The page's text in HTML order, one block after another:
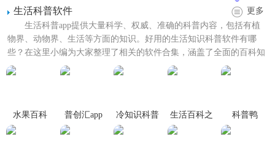
便捷。
2. 互动性强：提供在线咨询、互动交流等功能，让用户可以
随时与其他用户进行沟通交流，解决问题。
3. 定制推送：可以根据用户的兴趣和需求，推送个性化的科
【科普龙江app优势】
生活科普软件
更多
生活科普app提供大量科学、权威、准确的科普内容，包括有植
物界、动物界、生活等方面的知识。好用的生活知识科普软件有哪
些？在这里小编为大家整理了相关的软件合集，涵盖了全面的百科知
识，可以满足不同用户的了...
水果百科 普创汇app
冷知识科普
生活百科之
食物相克
科普鸭